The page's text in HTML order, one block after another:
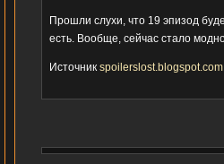
Прошли слухи, что 19 эпизод
есть. Вообще, сейчас стало
Источник spoilerslost.blogspot.com